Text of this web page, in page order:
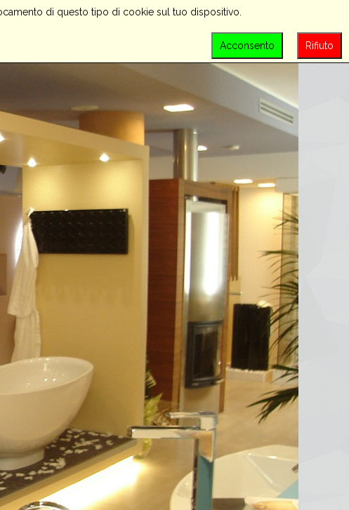
SEARCH
di questo tipo di cookie sul tuo dispositivo.
Rifiuto
Acconsento